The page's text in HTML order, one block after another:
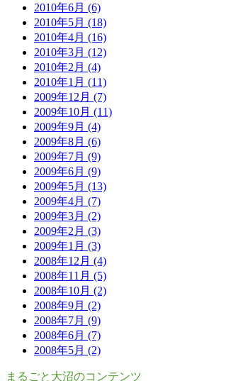
2010年6月 (6)
2010年5月 (18)
2010年4月 (16)
2010年3月 (12)
2010年2月 (4)
2010年1月 (11)
2009年12月 (7)
2009年10月 (11)
2009年9月 (4)
2009年8月 (6)
2009年7月 (9)
2009年6月 (9)
2009年5月 (13)
2009年4月 (7)
2009年3月 (2)
2009年2月 (3)
2009年1月 (3)
2008年12月 (4)
2008年11月 (5)
2008年10月 (2)
2008年9月 (2)
2008年7月 (9)
2008年6月 (7)
2008年5月 (2)
まるごと大沼のコンテンツ